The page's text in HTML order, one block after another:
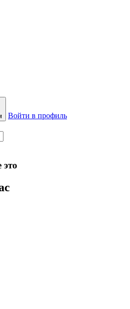
Войти в профиль